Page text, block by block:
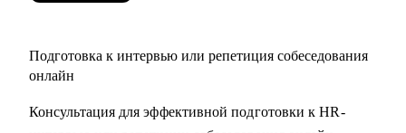
Подготовка к интервью или репетиция собеседования
онлайн
Консультация для эффективной подготовки к HR-